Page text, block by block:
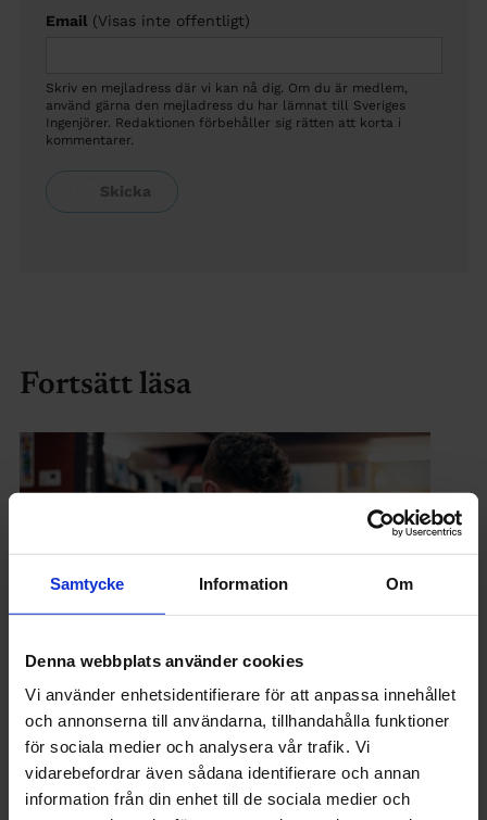
Samtycke Information Om
Denna webbplats använder cookies
Vi använder enhetsidentifierare för att anpassa innehållet
och annonserna till användarna, tillhandahålla funktioner
för sociala medier och analysera vår trafik. Vi
vidarebefordrar även sådana identifierare och annan
information från din enhet till de sociala medier och
Email (Visas inte offentligt)
Skriv en mejladress där vi kan nå dig. Om du är medlem,
använd gärna den mejladress du har lämnat till Sveriges
Ingenjörer. Redaktionen förbehåller sig rätten att korta i
kommentarer.
Fortsätt läsa
UTBILDNING
AI som studiehjälp: Nyttja fördelarna men se
upp för riskerna